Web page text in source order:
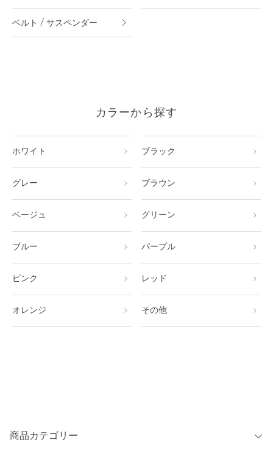
ベルト / サスペンダー
カラーから探す
ホワイト ブラック
グレー ブラウン
ベージュ グリーン
ブルー パープル
ピンク レッド
オレンジ その他
商品カテゴリー